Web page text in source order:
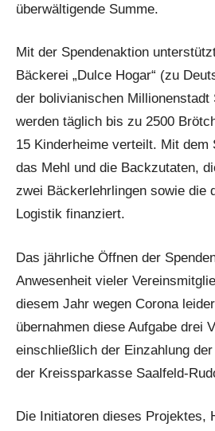
überwältigende Summe.
Mit der Spendenaktion
Bäckerei „Dulce Hogar“ (zu
der bolivianischen Millionenstadt
werden täglich bis zu 2500
15 Kinderheime verteilt. Mit dem
das Mehl und die Backzutaten,
zwei Bäckerlehrlingen sowie die
Logistik finanziert.
Das jährliche Öffnen der
Anwesenheit vieler
diesem Jahr wegen Corona
übernahmen diese Aufgabe drei
einschließlich der Einzahlung
der Kreissparkasse Saalfeld-
Die Initiatoren dieses Projektes,